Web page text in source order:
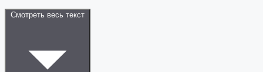
Смотреть весь текст